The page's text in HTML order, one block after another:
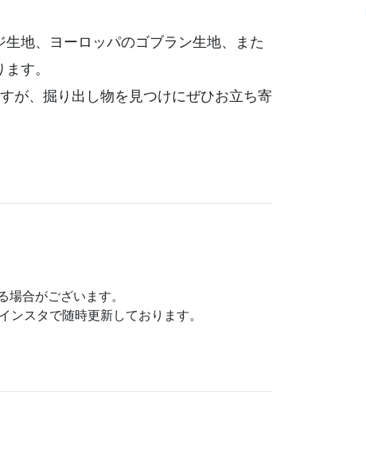
地、ヨーロッパのゴブラン生地、また
す。
が、掘り出し物を見つけにぜひお立ち寄
場合がございます。
スタで随時更新しております。